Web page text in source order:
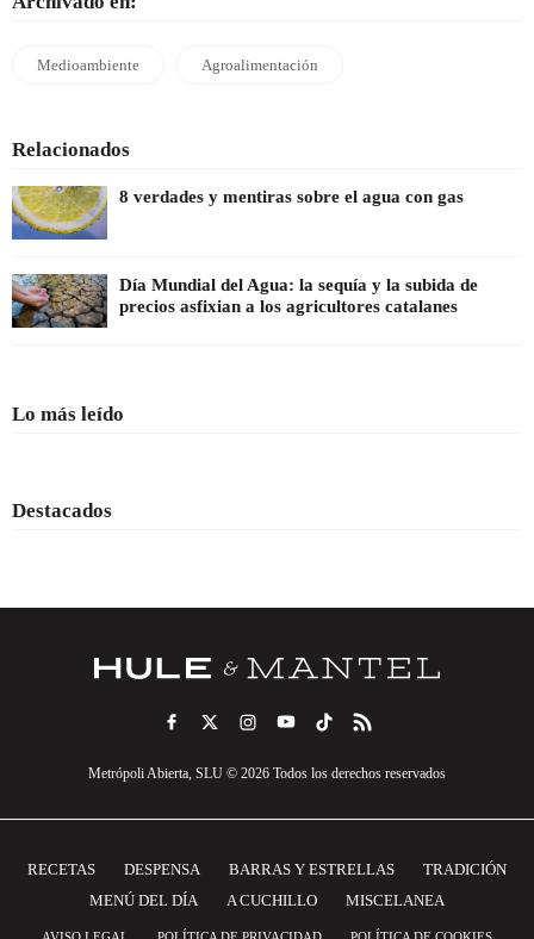
Medioambiente Agroalimentación
Relacionados
8 verdades y mentiras sobre el agua con gas
Día Mundial del Agua: la sequía y la subida de
precios asfixian a los agricultores catalanes
Lo más leído
Destacados
Metrópoli Abierta, SLU © 2026 Todos los derechos reservados
RECETAS DESPENSA BARRAS Y ESTRELLAS
TRADICIÓN
MENÚ DEL DÍA
A CUCHILLO MISCELANEA